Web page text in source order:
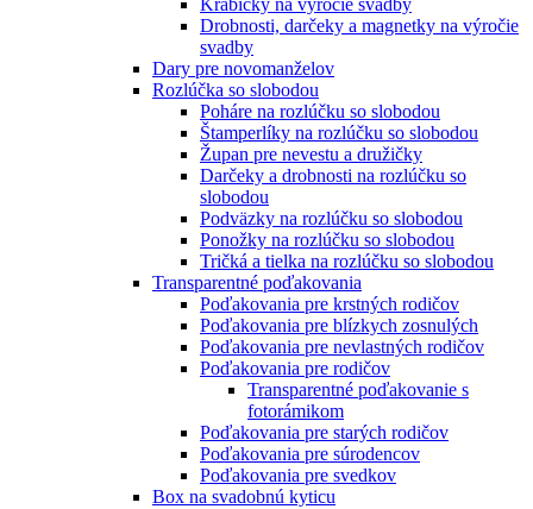
Krabičky na výročie svadby
Drobnosti, darčeky a magnetky na výročie
svadby
Dary pre novomanželov
Rozlúčka so slobodou
Poháre na rozlúčku so slobodou
Štamperlíky na rozlúčku so slobodou
Župan pre nevestu a družičky
Darčeky a drobnosti na rozlúčku so
slobodou
Podväzky na rozlúčku so slobodou
Ponožky na rozlúčku so slobodou
Tričká a tielka na rozlúčku so slobodou
Transparentné poďakovania
Poďakovania pre krstných rodičov
Poďakovania pre blízkych zosnulých
Poďakovania pre nevlastných rodičov
Poďakovania pre rodičov
Transparentné poďakovanie s
fotorámikom
Poďakovania pre starých rodičov
Poďakovania pre súrodencov
Poďakovania pre svedkov
Box na svadobnú kyticu